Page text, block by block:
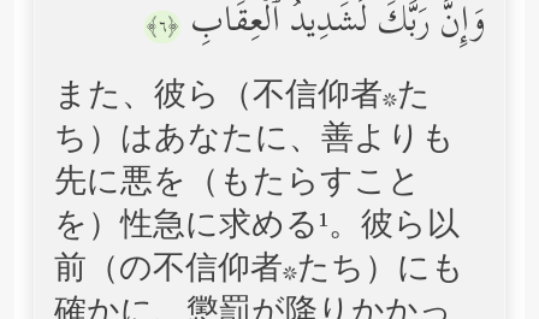
وَإِنَّ رَبَّكَ لَشَدِیدُ ٱلۡعِقَابِ ﴿٦﴾
また、彼ら（不信仰者*た
ち）はあなたに、善よりも
先に悪を（もたらすこと
を）性急に求める¹。彼ら以
前（の不信仰者*たち）にも